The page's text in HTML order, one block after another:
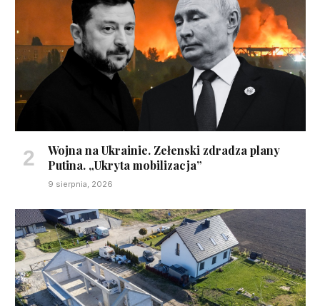
Wojna na Ukrainie. Zełenski zdradza plany
Putina. „Ukryta mobilizacja”
9 sierpnia, 2026